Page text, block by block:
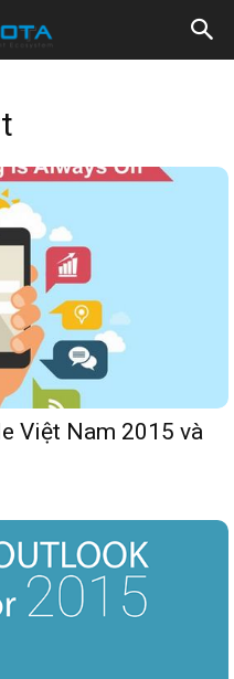
Việt Nam 2015 và